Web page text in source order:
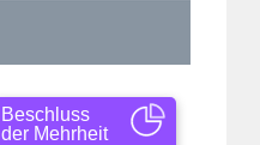
Beschluss
der Mehrheit